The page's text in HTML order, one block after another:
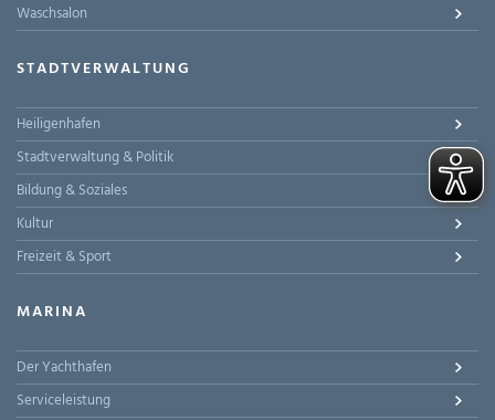
Waschsalon
STADTVERWALTUNG
Heiligenhafen
Stadtverwaltung & Politik
Bildung & Soziales
Kultur
Freizeit & Sport
MARINA
Der Yachthafen
Serviceleistung